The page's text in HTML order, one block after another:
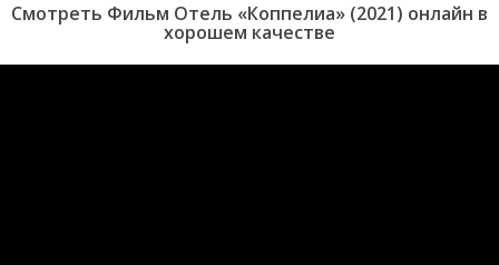
Смотреть Фильм Отель «Коппелиа» (2021) онлайн в
хорошем качестве